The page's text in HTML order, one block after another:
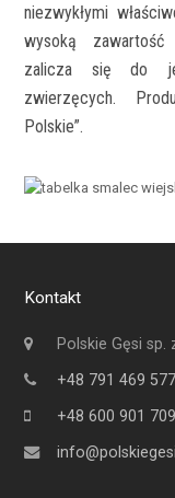
niezwykłymi
wysoką zawartość
zalicza się do
zwierzęcych.
Polskie”.
Kontakt
Polskie Gęsi sp.
+48 791 469 577
+48 600 901 709